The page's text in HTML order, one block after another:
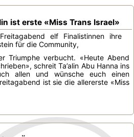
ist erste «Miss Trans Israel»
elf Finalistinnen ihre
für die Community,
Triumphe verbucht. «Heute Abend
schreit Ta’alin Abu Hanna ins
allen und wünsche euch einen
ist sie die allererste «Miss